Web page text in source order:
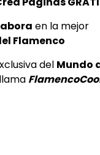
“Vamo’ allá”
13) | ALL
36 0
en la mejor
Flamenco
del Mundo